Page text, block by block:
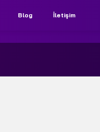
Blog İletişim